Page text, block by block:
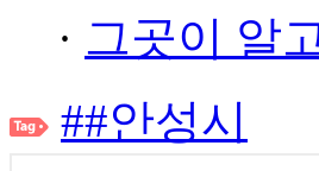
· 그곳이 알
##안성시